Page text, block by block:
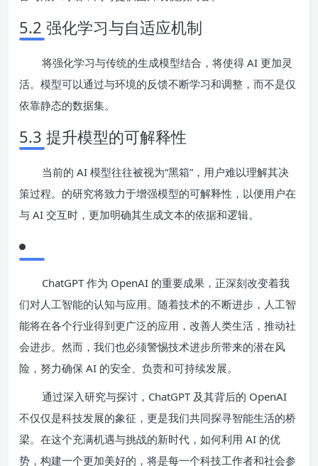
5.2 强化学习与自适应机制
将强化学习与传统的生成模型结合，将使得 AI 更加灵
活。模型可以通过与环境的反馈不断学习和调整，而不是仅
依靠静态的数据集。
5.3 提升模型的可解释性
当前的 AI 模型往往被视为“黑箱”，用户难以理解其决
策过程。的研究将致力于增强模型的可解释性，以便用户在
与 AI 交互时，更加明确其生成文本的依据和逻辑。
ChatGPT 作为 OpenAI 的重要成果，正深刻改变着我
们对人工智能的认知与应用。随着技术的不断进步，人工智
能将在各个行业得到更广泛的应用，改善人类生活，推动社
会进步。然而，我们也必须警惕技术进步所带来的潜在风
险，努力确保 AI 的安全、负责和可持续发展。
通过深入研究与探讨，ChatGPT 及其背后的 OpenAI
不仅仅是科技发展的象征，更是我们共同探寻智能生活的桥
梁。在这个充满机遇与挑战的新时代，如何利用 AI 的优
势，构建一个更加美好的，将是每一个科技工作者和社会参